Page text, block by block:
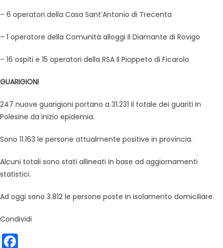
– 6 operatori della Casa Sant’Antonio di Trecenta
– 1 operatore della Comunità alloggi Il Diamante di Rovigo
– 16 ospiti e 15 operatori della RSA Il Pioppeto di Ficarolo
GUARIGIONI
247 nuove guarigioni portano a 31.231 il totale dei guariti in
Polesine da inizio epidemia.
Sono 11.163 le persone attualmente positive in provincia.
Alcuni totali sono stati allineati in base ad aggiornamenti
statistici.
Ad oggi sono 3.812 le persone poste in isolamento domiciliare.
Condividi